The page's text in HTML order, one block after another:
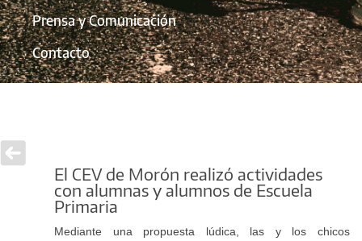
Prensa y Comunicación
Contacto
El CEV de Morón realizó actividades
con alumnas y alumnos de Escuela
Primaria
Mediante una propuesta lúdica, las y los chicos